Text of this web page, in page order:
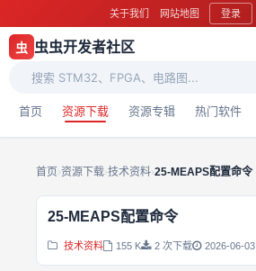
关于我们 网站地图 登录
虫 虫虫开发者社区
首页 资源下载 资源专辑 热门软件
首页›资源下载›技术资料›25-MEAPS配置命令
25-MEAPS配置命令
技术资料 155 K 2 次下载 2026-06-03